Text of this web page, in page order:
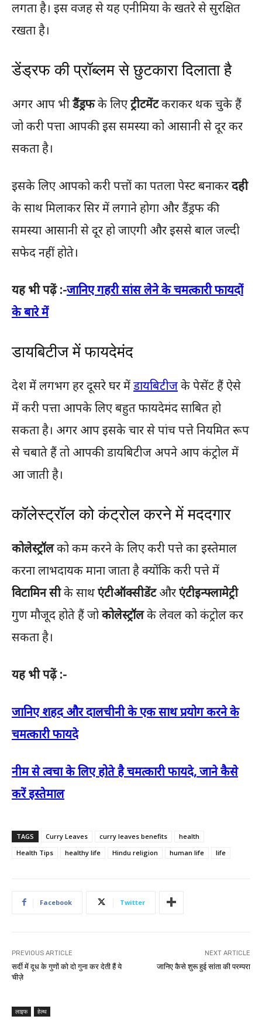
लगता है। इस वजह से यह एनीमिया के खतरे से सुरक्षित
रखता है।
डेंड्रफ की प्रॉब्लम से छुटकारा दिलाता है
अगर आप भीडैंड्रफके लिएट्रीटमेंटकराकर थक चुके हैं
जो करी पत्ता आपकी इस समस्या को आसानी से दूर कर
सकता है।
इसके लिए आपको करी पत्तों का पतला पेस्ट बनाकरदही
के साथ मिलाकर सिर में लगाने होगा और डैंड्रफ की
समस्या आसानी से दूर हो जाएगी और इससे बाल जल्दी
सफेद नहीं होते।
यह भी पढ़ें :-जानिए गहरी सांस लेने के चमत्कारी फायदों
के बारे में
डायबिटीज में फायदेमंद
देश में लगभग हर दूसरे घर मेंडायबिटीजके पेसेंट हैं ऐसे
में करी पत्ता आपके लिए बहुत फायदेमंद साबित हो
सकता है। अगर आप इसके चार से पांच पत्ते नियमित रूप
से चबाते हैं तो आपकी डायबिटीज अपने आप कंट्रोल में
आ जाती है।
कॉलेस्ट्रॉल को कंट्रोल करने में मददगार
कोलेस्ट्रॉलको कम करने के लिए करी पत्ते का इस्तेमाल
करना लाभदायक माना जाता है क्योंकि करी पत्ते में
विटामिन सीके साथएंटीऑक्सीडेंटऔरएंटीइन्फ्लामेट्री
गुण मौजूद होते हैं जोकोलेस्ट्रॉलके लेवल को कंट्रोल कर
सकता है।
यह भी पढ़ें :-
जानिए शहद और दालचीनी के एक साथ प्रयोग करने के
चमत्कारी फायदे
नीम से त्वचा के लिए होते है चमत्कारी फायदे, जाने कैसे
करें इस्तेमाल
TAGS Curry Leaves curry leaves benefits
health
Health Tips
healthy life Hindu religion human life life
Facebook Twitter
PREVIOUS ARTICLE
सर्दी में दूध के गुणों को दो गुना कर देती हैं ये
चीज़े
NEXT ARTICLE
जानिए कैसे शुरू हुई सांता की परम्परा
लाइफ हेल्थ